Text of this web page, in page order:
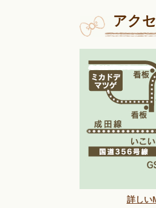
2020/04/09
2020/04/01
2020/02/02
2019/08/18
2019/08/18
2019/06/07
アク
詳しい